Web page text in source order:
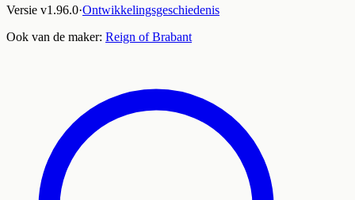
Versie v1.96.0·Ontwikkelingsgeschiedenis
Ook van de maker: Reign of Brabant